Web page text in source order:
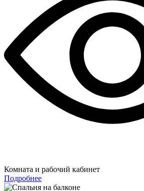
Комната и рабочий кабинет
Подробнее